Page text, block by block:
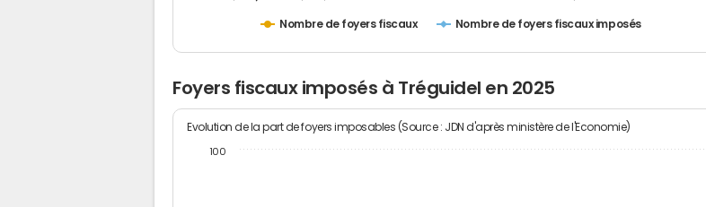
Nombre de foyers fiscaux Nombre de foyers fiscaux imposés
Foyers fiscaux imposés à Tréguidel en 2025
Evolution de la part de foyers imposables (Source : JDN d'après ministère de l'Economie)
100